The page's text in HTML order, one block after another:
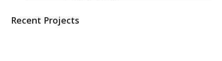
Recent Projects